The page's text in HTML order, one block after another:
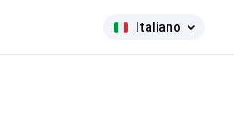
Italiano